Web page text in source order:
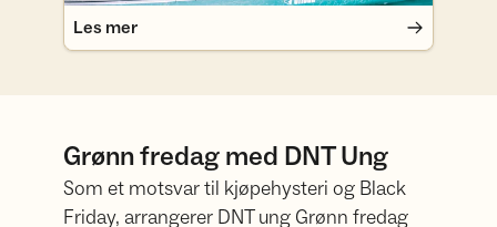
Les mer
Grønn fredag med DNT Ung
Som et motsvar til kjøpehysteri og Black
Friday, arrangerer DNT ung Grønn fredag